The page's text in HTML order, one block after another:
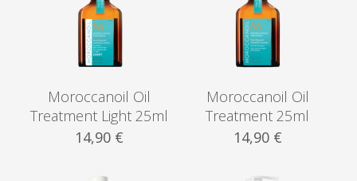
Moroccanoil Oil
Treatment Light 25ml
14,90 €
Moroccanoil Oil
Treatment 25ml
14,90 €